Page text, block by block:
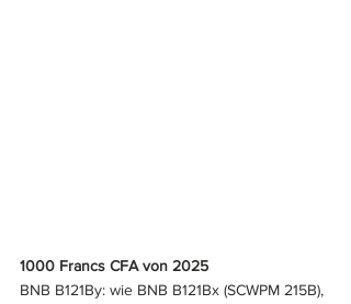
1000 Francs CFA von 2025
BNB B121By: wie BNB B121Bx (SCWPM 215B),